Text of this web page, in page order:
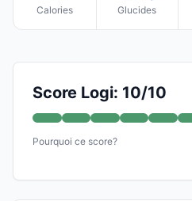
Calories Glucides
Score Logi: 10/10
Pourquoi ce score?